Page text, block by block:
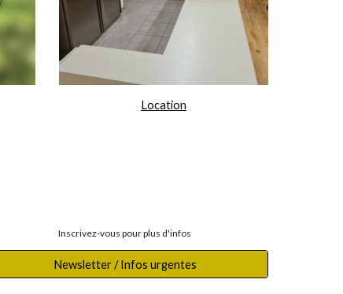
Location
Inscrivez-vous pour plus d'infos
Newsletter / Infos urgentes